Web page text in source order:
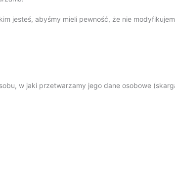
jesteś, abyśmy mieli pewność, że nie
w jaki przetwarzamy jego dane osobowe